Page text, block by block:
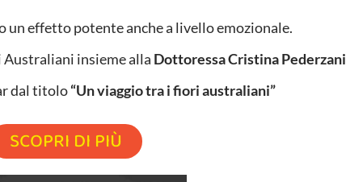
un effetto potente anche a livello emozionale.
insieme alla Dottoressa Cristina Pederzani
dal titolo“Un viaggio tra i fiori australiani”
SCOPRI DI PIÙ